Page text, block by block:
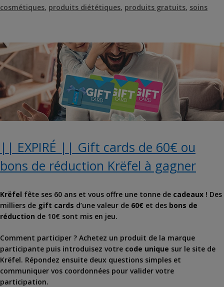
cosmétiques, produits diététiques, produits gratuits, soins
|| EXPIRÉ || Gift cards de 60€ ou
bons de réduction Krëfel à gagner
Krëfel fête ses 60 ans et vous offre une tonne de cadeaux ! Des
milliers de gift cards d’une valeur de 60€ et des bons de
réduction de 10€ sont mis en jeu.
Comment participer ? Achetez un produit de la marque
participante puis introduisez votre code unique sur le site de
Krëfel. Répondez ensuite deux questions simples et
communiquer vos coordonnées pour valider votre
participation.